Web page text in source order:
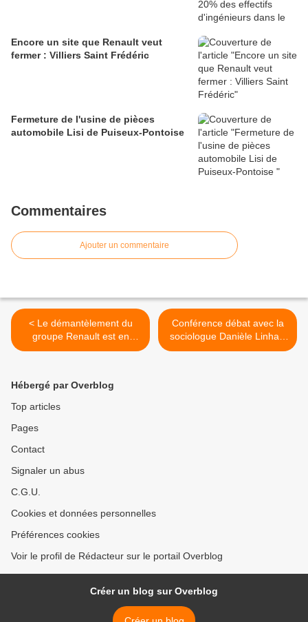
Encore un site que Renault veut
fermer : Villiers Saint Frédéric
Fermeture de l'usine de pièces
automobile Lisi de Puiseux-Pontoise
Commentaires
Ajouter un commentaire
< Le démantèlement du
groupe Renault est en
préparation.
Conférence débat avec la
sociologue Danièle Linhart
dans les locaux du syndicat
Hébergé par Overblog
Top articles
Pages
Contact
Signaler un abus
C.G.U.
Cookies et données personnelles
Préférences cookies
Voir le profil de Rédacteur sur le portail Overblog
Créer un blog sur Overblog